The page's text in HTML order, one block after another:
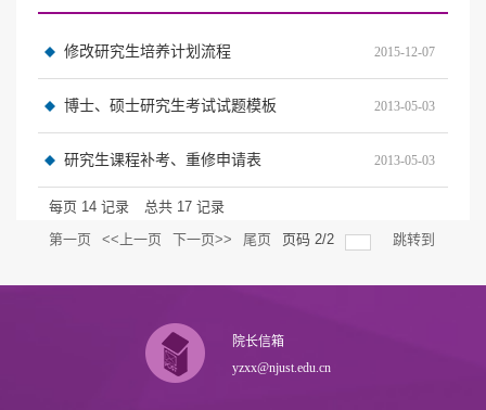
修改研究生培养计划流程 2015-12-07
博士、硕士研究生考试试题模板 2013-05-03
研究生课程补考、重修申请表 2013-05-03
每页 14 记录 总共 17 记录
第一页
<<上一页 下一页>> 尾页 页码 2/2 跳转到
院长信箱
yzxx@njust.edu.cn